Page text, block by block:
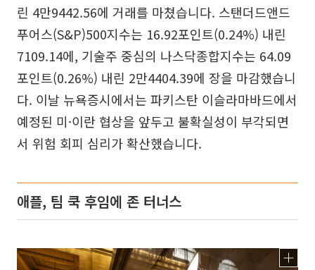
린 4만9442.56에 거래를 마쳤습니다. 스탠더드앤드
푸어스(S&P)500지수는 16.92포인트(0.24%) 내린
7109.14에, 기술주 중심의 나스닥종합지수는 64.09
포인트(0.26%) 내린 2만4404.39에 장을 마감했습니
다. 이날 뉴욕증시에서는 파키스탄 이슬라마바드에서
예정된 미·이란 협상을 앞두고 불확실성이 부각되면
서 위험 회피 심리가 확산했습니다.
애플, 팀 쿡 후임에 존 터너스